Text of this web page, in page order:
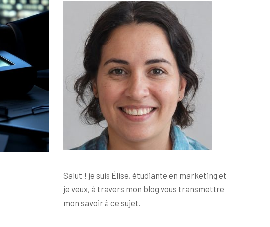
Salut ! je suis Élise, étudiante en marketing et
je veux, à travers mon blog vous transmettre
mon savoir à ce sujet.